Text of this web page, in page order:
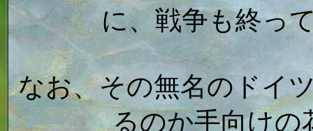
に、戦争も終っ
なお、その無名のドイ
るのか手向け